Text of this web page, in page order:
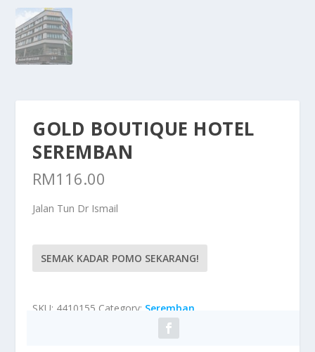
GOLD BOUTIQUE HOTEL
SEREMBAN
RM116.00
Jalan Tun Dr Ismail
SEMAK KADAR POMO SEKARANG!
SKU: 4410155 Category: Seremban